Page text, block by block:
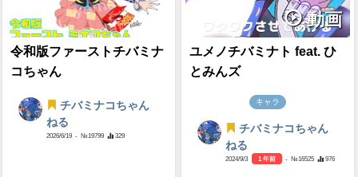
令和版ファーストチバミナ
コちゃん
チバミナコちゃん
ねる
2026/6/19 - №19799 329
動画
ユメノチバミナト feat. ひ
とみんズ
キャラ
チバミナコちゃん
ねる
2024/9/3 1 年前 - №16525 976